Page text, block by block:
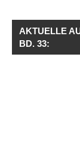
AKTUELLE
BD. 33: